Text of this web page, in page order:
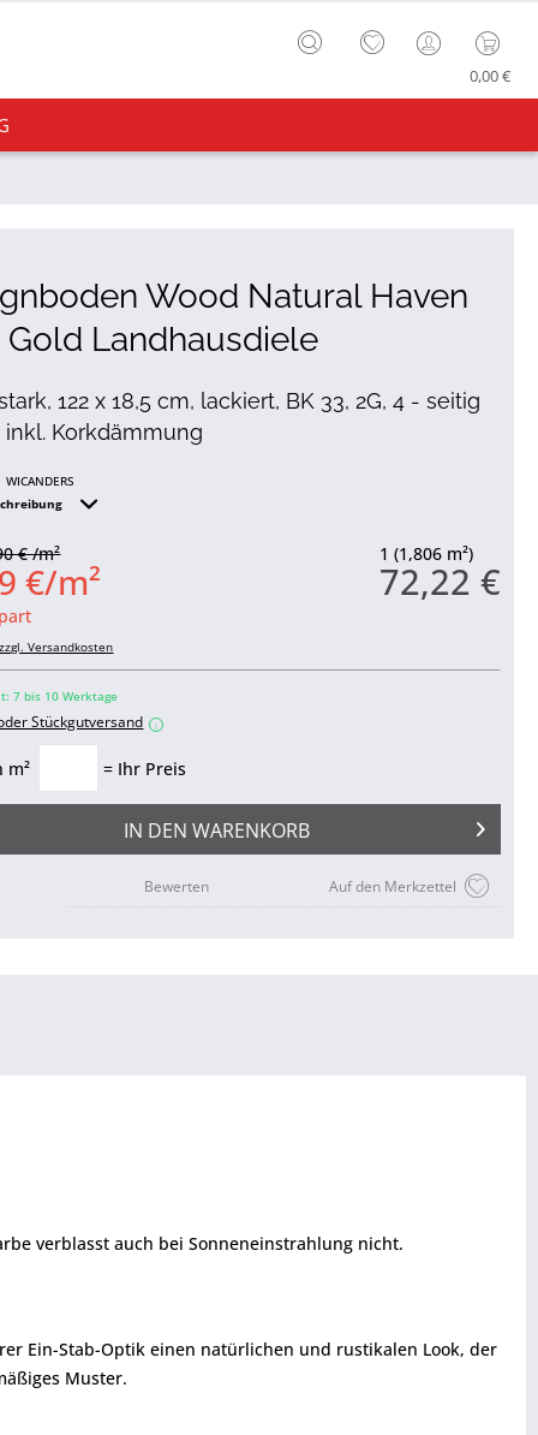
0,00 €
Wood Natural Haven
Gold Landhausdiele
122 x 18,5 cm, lackiert, BK 33, 2G, 4 - seitig
inkl. Korkdämmung
WICANDERS
1 (1,806 m²)
72,22 €
€ /m²
€/m²
zzgl. Versandkosten
7 bis 10 Werktage
Stückgutversand i
m² = Ihr Preis
IN DEN WARENKORB
Auf den Merkzettel
Bewerten
verblasst auch bei Sonneneinstrahlung nicht.
Ein-Stab-Optik einen natürlichen und rustikalen Look, der
Muster.